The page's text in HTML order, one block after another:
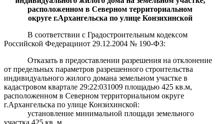
расположенном в Северном территориальном
округе г.Архангельска по улице Конзихинской
В соответствии с Градостроительным кодексом
Российской Федерацииот 29.12.2004 № 190-ФЗ:
Отказать в предоставлении разрешения на отклонение
от предельных параметров разрешенного строительства
индивидуального жилого домана земельном участке в
кадастровом квартале 29:22:031009 площадью 425 кв.м,
расположенном в Северном территориальном округе
г.Архангельска по улице Конзихинской:
установление минимальной площади земельного
участка 425 кв. м.